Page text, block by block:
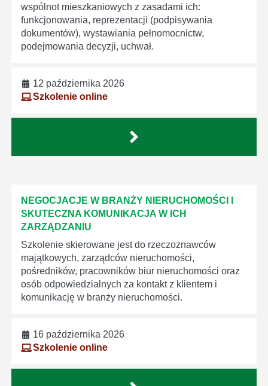
wspólnot mieszkaniowych z zasadami ich:
funkcjonowania, reprezentacji (podpisywania
dokumentów), wystawiania pełnomocnictw,
podejmowania decyzji, uchwał.
12 października 2026
Szkolenie online
NEGOCJACJE W BRANŻY NIERUCHOMOŚCI I
SKUTECZNA KOMUNIKACJA W ICH
ZARZĄDZANIU
Szkolenie skierowane jest do rzeczoznawców
majątkowych, zarządców nieruchomości,
pośredników, pracowników biur nieruchomości oraz
osób odpowiedzialnych za kontakt z klientem i
komunikację w branży nieruchomości.
16 października 2026
Szkolenie online